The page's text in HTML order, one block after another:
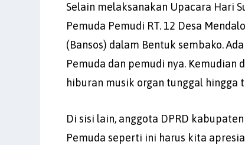
Selain melaksanakan Upacara Hari
Pemuda Pemudi RT. 12 Desa
(Bansos) dalam Bentuk sembako.
Pemuda dan pemudi nya.
hiburan musik organ tunggal hingga
Di sisi lain, anggota DPRD
Pemuda seperti ini harus kita